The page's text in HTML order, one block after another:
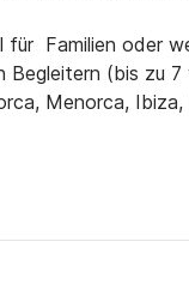
Familien oder
(bis zu 7
Menorca,
Lounge
Segeltouren